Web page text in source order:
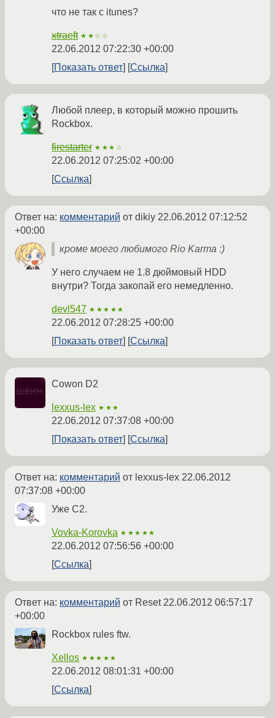
что не так с itunes?
xtraeft ★★☆☆
22.06.2012 07:22:30 +00:00
Показать ответ
Ссылка
Любой плеер, в который можно прошить
Rockbox.
firestarter ★★★☆
22.06.2012 07:25:02 +00:00
Ссылка
Ответ на: комментарий от dikiy 22.06.2012 07:12:52
+00:00
кроме моего любимого Rio Karma :)
У него случаем не 1.8 дюймовый HDD
внутри? Тогда закопай его немедленно.
devl547 ★★★★★
22.06.2012 07:28:25 +00:00
Показать ответ
Ссылка
Cowon D2
lexxus-lex ★★★
22.06.2012 07:37:08 +00:00
Показать ответ
Ссылка
Ответ на: комментарий от lexxus-lex 22.06.2012
07:37:08 +00:00
Уже C2.
Vovka-Korovka ★★★★★
22.06.2012 07:56:56 +00:00
Ссылка
Ответ на: комментарий от Reset22.06.2012 06:57:17
+00:00
Rockbox rules ftw.
Xellos ★★★★★
22.06.2012 08:01:31 +00:00
Ссылка